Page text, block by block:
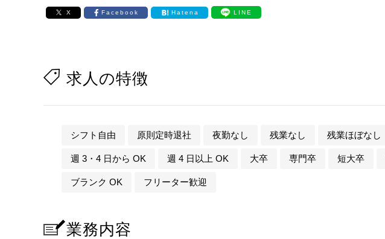
X Facebook Hatena LINE
求人の特徴
シフト自由 原則定時退社 夜勤なし 残業なし 残業ほぼなし
週 3・4 日から OK 週 4 日以上 OK 大卒 専門卒 短大卒
ブランク OK フリーター歓迎
業務内容